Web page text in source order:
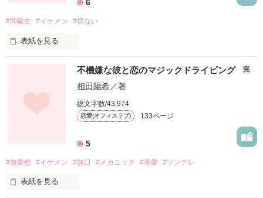
双子の兄･颯馬は幼馴染みの杏ちゃんを追い続け結婚したの
晒名愛美(さらしなまなみ)28歳
K大学病院救命救急勤務
佐久間大翔(さくまはると)30歳
K 大学病院救命救急勤務
尾作陽翔(おざくはると)30歳
目黒消防署勤務
6
#同級生 #イケメン #切ない
表紙を見る
「俺とホテル行こうよ｣
挨拶のように女の子たちにさらりと言う彼の口癖。
ついていくかいかないかは女の子次第…。
不機嫌な彼と恋のマジックドライビング 完
相田陽希／著
総文字数/43,974
恋愛(オフィスラブ) 133ページ
5
#無愛想 #イケメン #無口 #メカニック #溺愛 #ツンデレ
表紙を見る